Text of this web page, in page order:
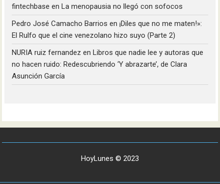
fintechbase enLa menopausia no llegó con sofocos
Pedro José Camacho Barrios en¡Diles que no me maten!»:
El Rulfo que el cine venezolano hizo suyo (Parte 2)
NURIA ruiz fernandez enLibros que nadie lee y autoras que
no hacen ruido: Redescubriendo ‘Y abrazarte’, de Clara
Asunción García
HoyLunes © 2023